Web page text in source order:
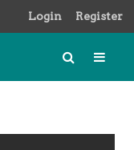
Login Register